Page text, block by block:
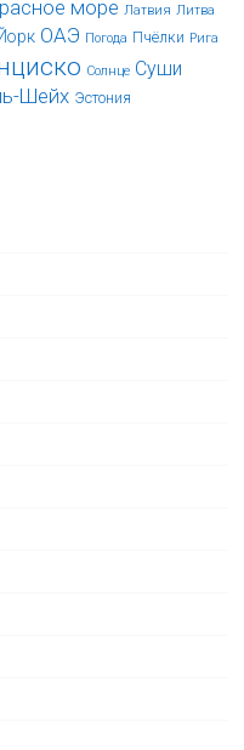
море Латвия Литва
ОАЭ Погода Пчёлки Рига
Солнце Суши
Шейх Эстония